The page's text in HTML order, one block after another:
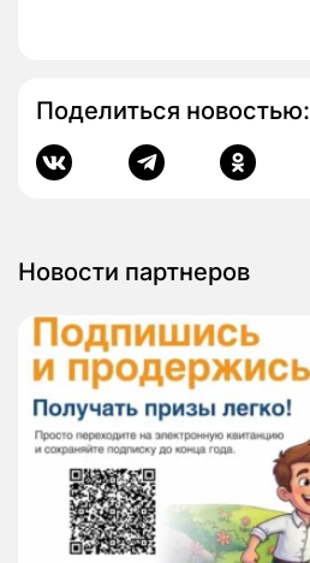
Поделиться новостью:
Новости партнеров